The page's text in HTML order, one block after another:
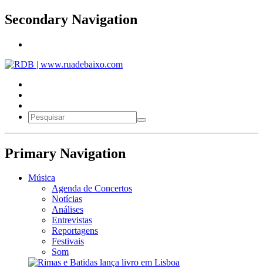
Secondary Navigation
Primary Navigation
Música
Agenda de Concertos
Notícias
Análises
Entrevistas
Reportagens
Festivais
Som